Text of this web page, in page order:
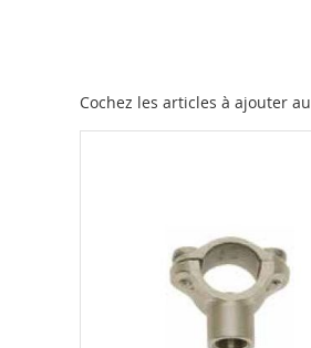
Cochez les articles à ajouter